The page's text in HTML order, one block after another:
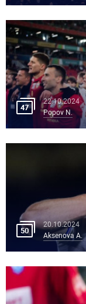
47
22.10.2024
Popov N.
50
20.10.2024
Aksenova A.